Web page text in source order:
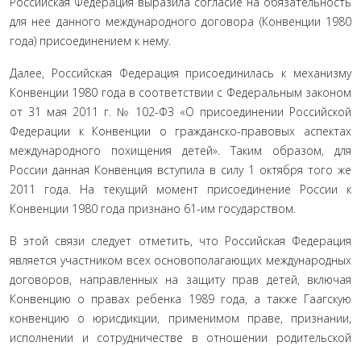
для нее данно­го международного договора (Конвенции 1980
года) присо­единением к нему.
Далее, Российская Федерация присоединилась к меха­низму
Конвенции 1980 года в соответствии с Федеральным законом
от 31 мая 2011 г. № 102-ФЗ «О присоединении Рос­сийской
Федерации к Конвенции о гражданско-правовых аспектах
международного похищения детей». Таким обра­зом, для
России данная Конвенция вступила в силу 1 октя­бря того же
2011 года. На текущий момент присоединение России к
Конвенции 1980 года признано 61-им государством.
В этой связи следует отметить, что Российская Федера­ция
является участником всех основополагающих между­народных
договоров, направленных на защиту прав детей, включая
Конвенцию о правах ребенка 1989 года, а также Гаагскую
конвенцию о юрисдикции, применимом праве, признании,
исполнении и сотрудничестве в отношении ро­дительской